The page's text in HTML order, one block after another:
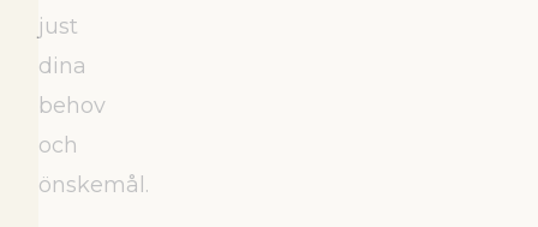
just
dina
behov
och
önskemål.